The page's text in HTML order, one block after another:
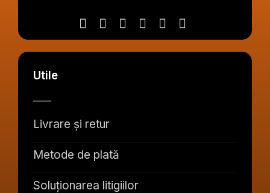
Utile
Livrare și retur
Metode de plată
Soluționarea litigiilor